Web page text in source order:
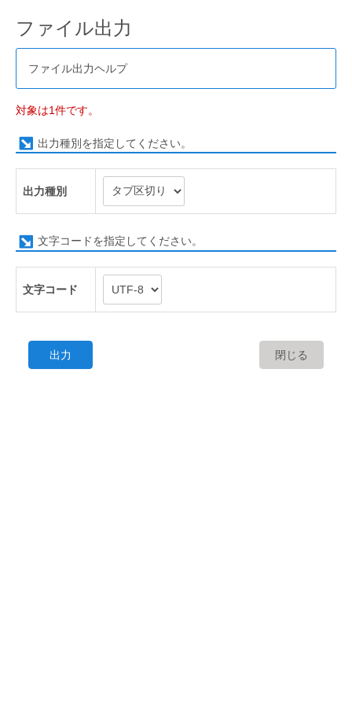
ファイル出力
ファイル出力ヘルプ
対象は1件です。
出力種別を指定してください。
出力種別
文字コードを指定してください。
文字コード